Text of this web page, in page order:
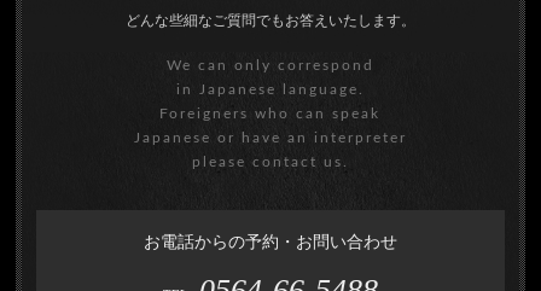
どんな些細なご質問でもお答えいたします。
We can only correspond
in Japanese language.
Foreigners who can speak
Japanese or have an interpreter
please contact us.
お電話からの予約・お問い合わせ